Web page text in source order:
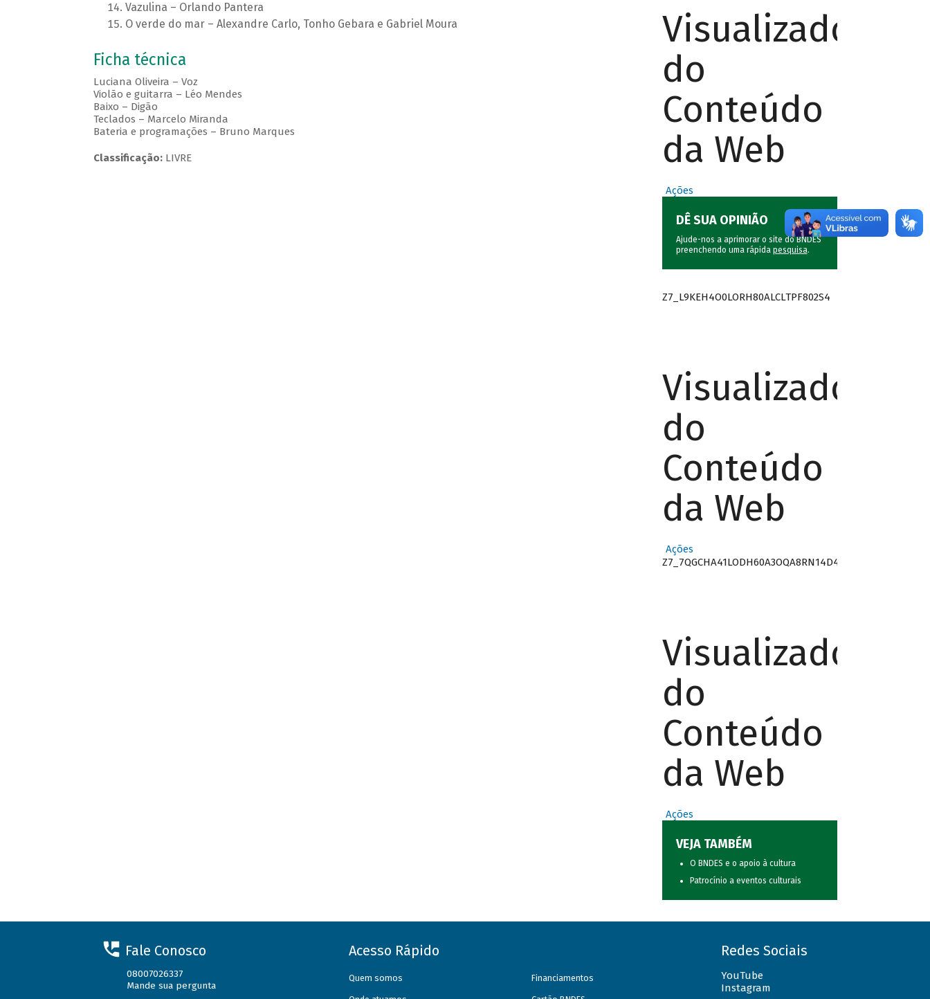
Vazulina – Orlando Pantera
O verde do mar – Alexandre Carlo, Tonho Gebara e Gabriel Moura
Ficha técnica
Luciana Oliveira – Voz
Violão e guitarra – Léo Mendes
Baixo – Digão
Teclados – Marcelo Miranda
Bateria e programações – Bruno Marques
Classificação:LIVRE
Visualizador
do
Conteúdo
da Web
Ações
DÊ SUA OPINIÃO
Ajude-nos a aprimorar o site do BNDES
preenchendo uma rápida pesquisa.
Z7_L9KEH4O0LORH80ALCLTPF802S4
Visualizador
do
Conteúdo
da Web
Ações
Z7_7QGCHA41LODH60A3OQA8RN14D4
Visualizador
do
Conteúdo
da Web
Ações
VEJA TAMBÉM
O BNDES e o apoio à cultura
Patrocínio a eventos culturais
Fale Conosco
08007026337
Mande sua pergunta
Acesso Rápido
Quem somos Financiamentos
Redes Sociais
YouTube
Instagram